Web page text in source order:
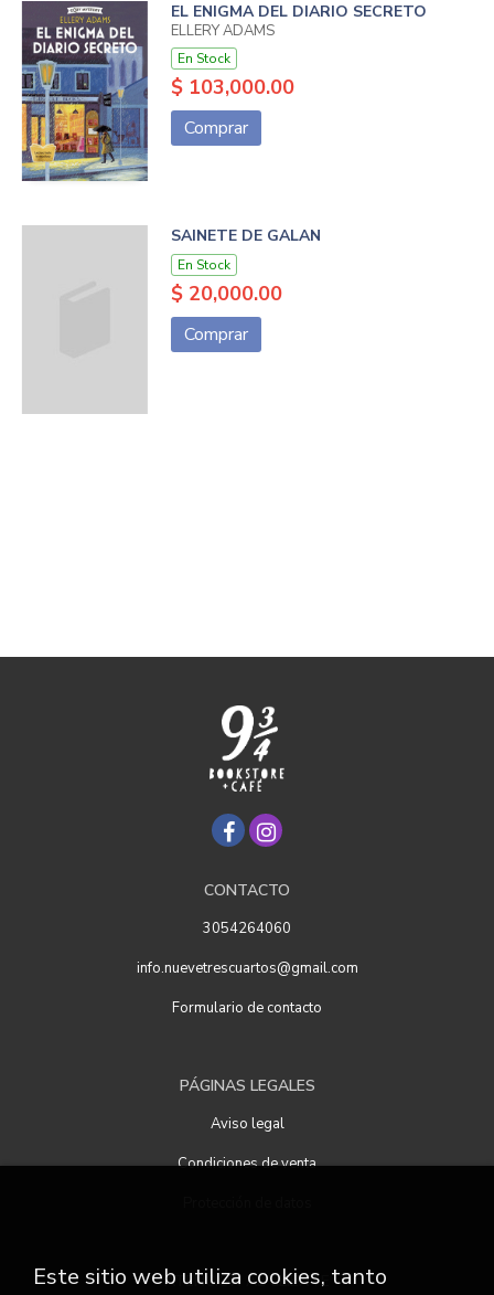
EL ENIGMA DEL DIARIO SECRETO
ELLERY ADAMS
En Stock
$ 103,000.00
Comprar
SAINETE DE GALAN
En Stock
$ 20,000.00
Comprar
CONTACTO
3054264060
info.nuevetrescuartos@gmail.com
Formulario de contacto
PÁGINAS LEGALES
Aviso legal
Condiciones de venta
ATENCIÓN AL CLIENTE
Este sitio web utiliza cookies, tanto